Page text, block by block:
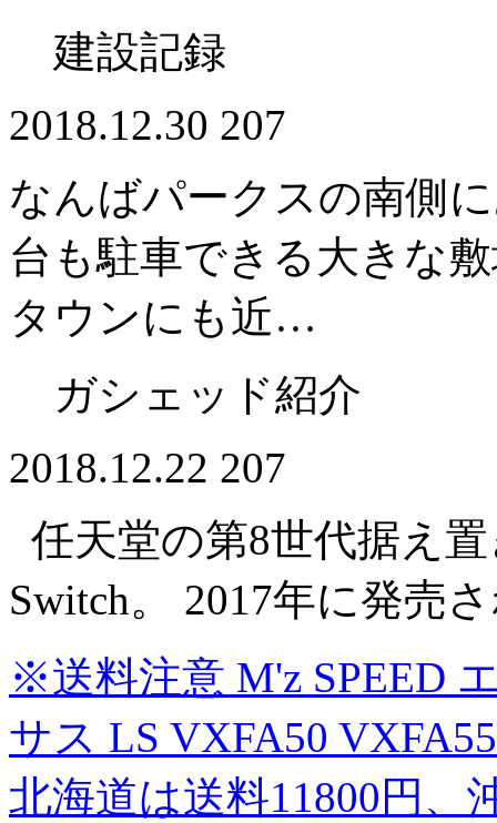
建設記録
2018.12.30 207
なんばパークスの南側
台も駐車できる大きな
タウンにも近…
ガシェッド紹介
2018.12.22 207
任天堂の第8世代据え
Switch。 2017年に発売
※送料注意 M'z SPEED
サス LS VXFA50
北海道は送料11800円